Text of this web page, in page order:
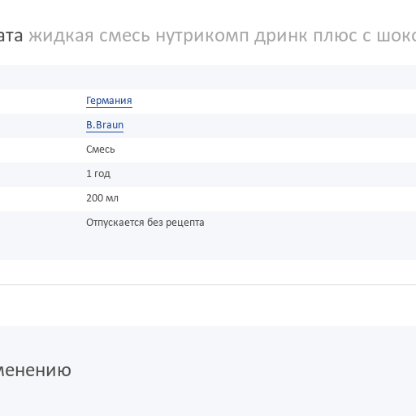
жидкая смесь нутрикомп дринк плюс с
Германия
B.Braun
Смесь
1 год
200 мл
Отпускается без рецепта